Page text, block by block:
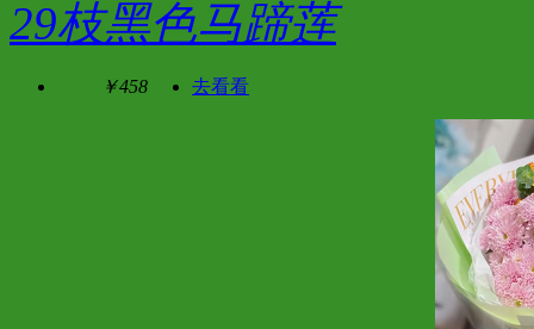
29枝黑色马蹄莲
￥458 去看看